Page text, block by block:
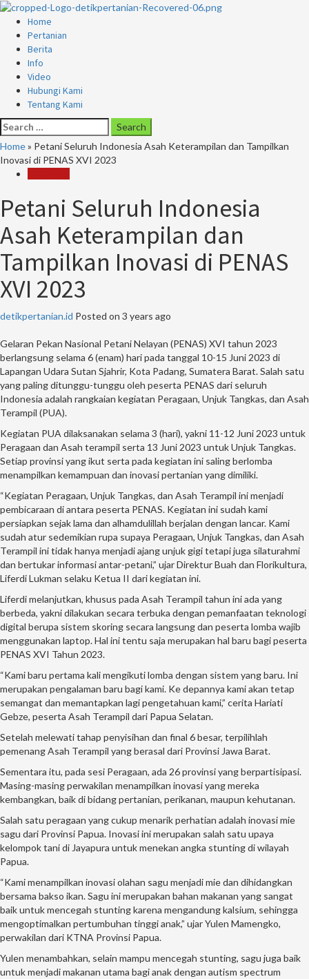
Skip
content
Primary
Menu
Home
Pertanian
Berita
Info
Video
Hubungi Kami
Tentang Kami
Search
for:
Home» Petani Seluruh Indonesia Asah Keterampilan dan Tampilkan
Inovasi di PENAS XVI 2023
Petani Seluruh Indonesia
Asah Keterampilan dan
Tampilkan Inovasi di PENAS
XVI 2023
detikpertanian.id Posted on 3 years ago
Gelaran Pekan Nasional Petani Nelayan (PENAS) XVI tahun 2023
berlangsung selama 6 (enam) hari pada tanggal 10-15 Juni 2023 di
Lapangan Udara Sutan Sjahrir, Kota Padang, Sumatera Barat. Salah satu
yang paling ditunggu-tunggu oleh peserta PENAS dari seluruh
Indonesia adalah rangkaian kegiatan Peragaan, Unjuk Tangkas, dan Asah
Terampil (PUA).
Kegiatan PUA dilaksanakan selama 3 (hari), yakni 11-12 Juni 2023 untuk
Peragaan dan Asah terampil serta 13 Juni 2023 untuk Unjuk Tangkas.
Setiap provinsi yang ikut serta pada kegiatan ini saling berlomba
menampilkan kemampuan dan inovasi pertanian yang dimiliki.
“Kegiatan Peragaan, Unjuk Tangkas, dan Asah Terampil ini menjadi
pembicaraan di antara peserta PENAS. Kegiatan ini sudah kami
persiapkan sejak lama dan alhamdulillah berjalan dengan lancar. Kami
sudah atur sedemikian rupa supaya Peragaan, Unjuk Tangkas, dan Asah
Terampil ini tidak hanya menjadi ajang unjuk gigi tetapi juga silaturahmi
dan bertukar informasi antar-petani,” ujar Direktur Buah dan Florikultura,
Liferdi Lukman selaku Ketua II dari kegiatan ini.
Liferdi melanjutkan, khusus pada Asah Terampil tahun ini ada yang
berbeda, yakni dilakukan secara terbuka dengan pemanfaatan teknologi
digital berupa sistem skoring secara langsung dan peserta lomba wajib
menggunakan laptop. Hal ini tentu saja merupakan hal baru bagi peserta
PENAS XVI Tahun 2023.
“Kami baru pertama kali mengikuti lomba dengan sistem yang baru. Ini
merupakan pengalaman baru bagi kami. Ke depannya kami akan tetap
semangat dan memantapkan lagi pengetahuan kami,” cerita Hariati
Gebze, peserta Asah Terampil dari Papua Selatan.
Setelah melewati tahap penyisihan dan final 6 besar, terpilihlah
pemenang Asah Terampil yang berasal dari Provinsi Jawa Barat.
Sementara itu, pada sesi Peragaan, ada 26 provinsi yang berpartisipasi.
Masing-masing perwakilan menampilkan inovasi yang mereka
kembangkan, baik di bidang pertanian, perikanan, maupun kehutanan.
Salah satu peragaan yang cukup menarik perhatian adalah inovasi mie
sagu dari Provinsi Papua. Inovasi ini merupakan salah satu upaya
kelompok tani di Jayapura untuk menekan angka stunting di wilayah
Papua.
“Kami menampilkan inovasi olahan sagu menjadi mie dan dihidangkan
bersama bakso ikan. Sagu ini merupakan bahan makanan yang sangat
baik untuk mencegah stunting karena mengandung kalsium, sehingga
mengoptimalkan pertumbuhan tinggi anak,” ujar Yulen Mamengko,
perwakilan dari KTNA Provinsi Papua.
Yulen menambahkan, selain mampu mencegah stunting, sagu juga baik
untuk menjadi makanan utama bagi anak dengan autism spectrum